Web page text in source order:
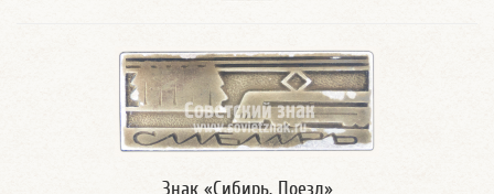
Знак «Сибирь. Поезд»